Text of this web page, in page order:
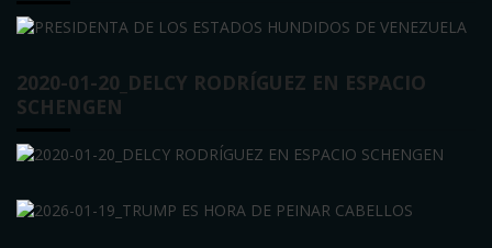
2020-01-20_DELCY RODRÍGUEZ EN ESPACIO
SCHENGEN